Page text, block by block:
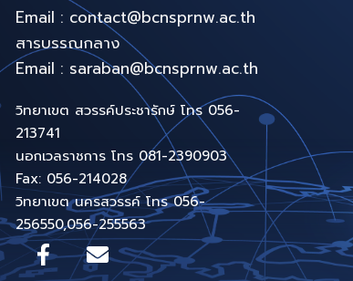
Email : contact@bcnsprnw.ac.th
สารบรรณกลาง
Email : saraban@bcnsprnw.ac.th
วิทยาเขต สวรรค์ประชารักษ์ โทร 056-
213741
นอกเวลราชการ โทร 081-2390903
Fax: 056-214028
วิทยาเขต นครสวรรค์ โทร 056-
256550,056-255563